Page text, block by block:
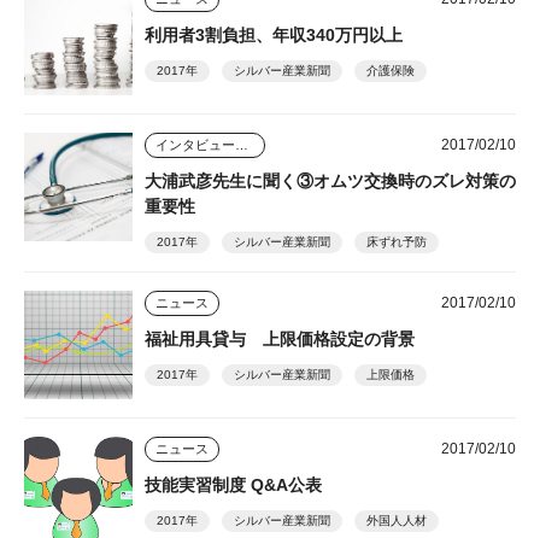
利用者3割負担、年収340万円以上
2017年 シルバー産業新聞 介護保険
2017/02/10
大浦武彦先生に聞く③オムツ交換時のズレ対策の
重要性
2017年 シルバー産業新聞 床ずれ予防
ニュース 2017/02/10
福祉用具貸与 上限価格設定の背景
2017年 シルバー産業新聞 上限価格
ニュース 2017/02/10
技能実習制度 Q&A公表
2017年 シルバー産業新聞 外国人人材